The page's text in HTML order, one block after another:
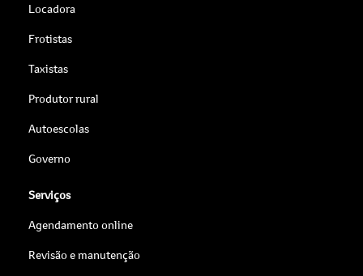
Locadora
Frotistas
Taxistas
Produtor rural
Autoescolas
Governo
Serviços
Agendamento online
Revisão e manutenção